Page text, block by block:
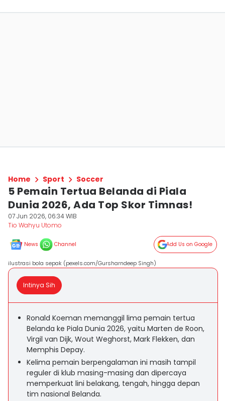
Home Sport Soccer
5 Pemain Tertua Belanda di Piala
Dunia 2026, Ada Top Skor Timnas!
07 Jun 2026, 06:34 WIB
Tio Wahyu Utomo
News Channel Add Us on Google
ilustrasi bola sepak (pexels.com/Gursharndeep Singh)
Intinya Sih
Ronald Koeman memanggil lima pemain tertua
Belanda ke Piala Dunia 2026, yaitu Marten de Roon,
Virgil van Dijk, Wout Weghorst, Mark Flekken, dan
Memphis Depay.
Kelima pemain berpengalaman ini masih tampil
reguler di klub masing-masing dan dipercaya
memperkuat lini belakang, tengah, hingga depan
tim nasional Belanda.